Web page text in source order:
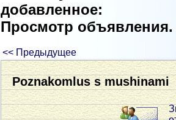
добавленное:
Просмотр
<< Предыдущее
Poznakomlus s mushinami